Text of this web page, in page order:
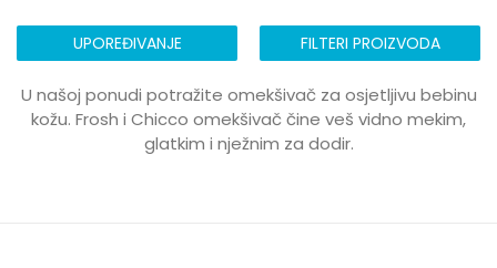
UPOREĐIVANJE FILTERI PROIZVODA
U našoj ponudi potražite omekšivač za osjetljivu bebinu
kožu. Frosh i Chicco omekšivač čine veš vidno mekim,
glatkim i nježnim za dodir.